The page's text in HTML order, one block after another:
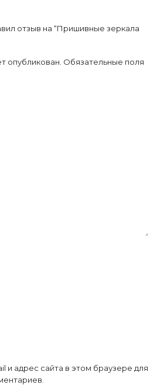
отзыв на “Пришивные зеркала
опубликован. Обязательные поля
и адрес сайта в этом браузере для